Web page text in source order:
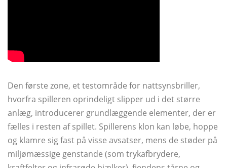
Den første zone, et testområde for nattsynsbriller,
hvorfra spilleren oprindeligt slipper ud i det større
anlæg, introducerer grundlæggende elementer, der er
fælles i resten af ​​spillet. Spillerens klon kan løbe, hoppe
og klamre sig fast på visse avsatser, mens de støder på
miljømæssige genstande (som trykafbrydere,